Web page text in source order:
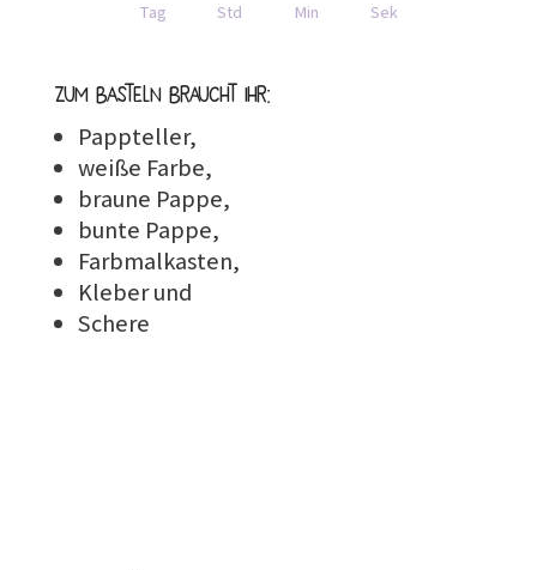
Tag Std Min Sek
Zum Basteln braucht ihr:
Pappteller,
weiße Farbe,
braune Pappe,
bunte Pappe,
Farbmalkasten,
Kleber und
Schere